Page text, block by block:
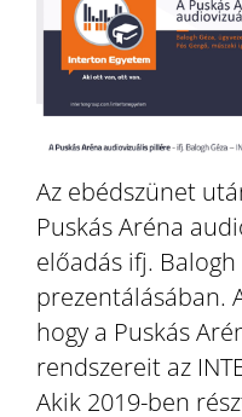
Az ebédszünet
Puskás Aréna
előadás ifj. Balogh
prezentálásában.
hogy a Puskás
rendszereit az
Akik 2019-ben